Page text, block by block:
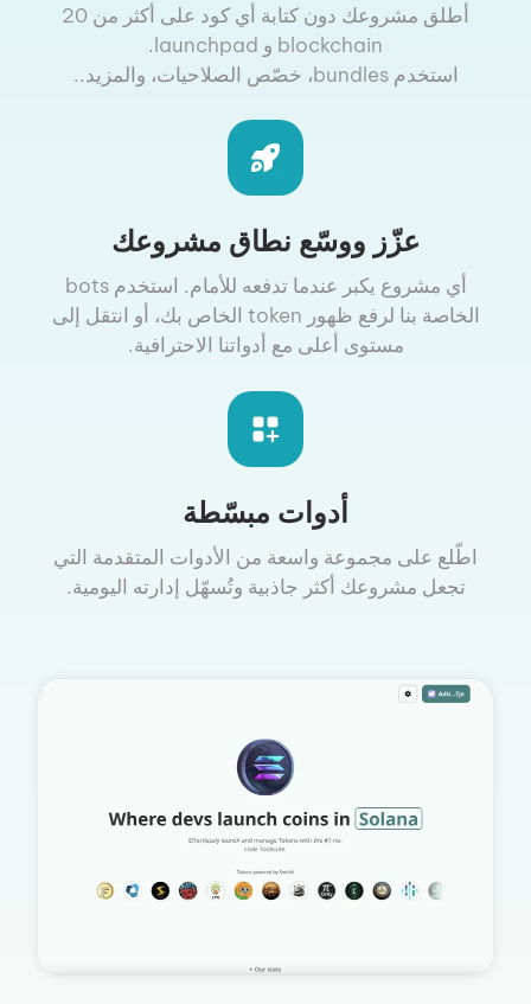
أطلق مشروعك دون كتابة أي كود على أكثر من 20
blockchain و launchpad.
استخدم bundles، خصّص الصلاحيات، والمزيد..
عزّز ووسّع نطاق مشروعك
أي مشروع يكبر عندما تدفعه للأمام. استخدم bots
الخاصة بنا لرفع ظهور token الخاص بك، أو انتقل إلى
مستوى أعلى مع أدواتنا الاحترافية.
أدوات مبسّطة
اطّلع على مجموعة واسعة من الأدوات المتقدمة التي
تجعل مشروعك أكثر جاذبية وتُسهّل إدارته اليومية.